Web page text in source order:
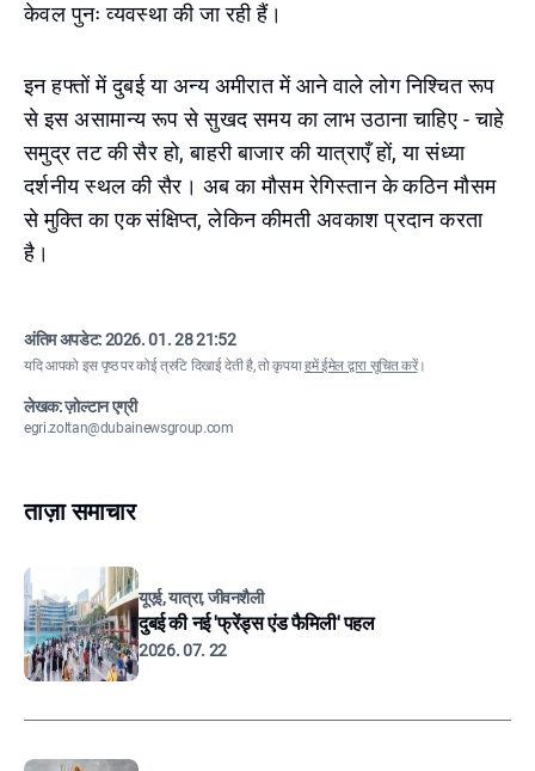
केवल पुनः व्यवस्था की जा रही हैं।
इन हफ्तों में दुबई या अन्य अमीरात में आने वाले लोग निश्चित रूप
से इस असामान्य रूप से सुखद समय का लाभ उठाना चाहिए - चाहे
समुद्र तट की सैर हो, बाहरी बाजार की यात्राएँ हों, या संध्या
दर्शनीय स्थल की सैर। अब का मौसम रेगिस्तान के कठिन मौसम
से मुक्ति का एक संक्षिप्त, लेकिन कीमती अवकाश प्रदान करता
है।
अंतिम अपडेट:2026. 01. 28 21:52
यदि आपको इस पृष्ठ पर कोई त्रुटि दिखाई देती है, तो कृपयाहमें ईमेल द्वारा सूचित करें।
लेखक: ज़ोल्टान एग्री
egri.zoltan@dubainewsgroup.com
ताज़ा समाचार
यूएई, यात्रा, जीवनशैली
दुबई की नई 'फ्रेंड्स एंड फैमिली' पहल
2026. 07. 22